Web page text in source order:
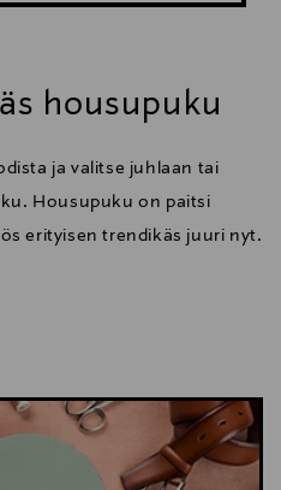
housupuku
ja valitse juhlaan tai
Housupuku on paitsi
erityisen trendikäs juuri nyt.